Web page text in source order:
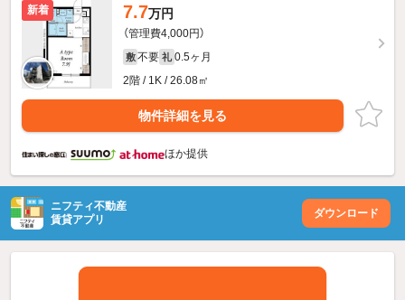
新着 7.7万円
（管理費4,000円）
敷 不要 礼 0.5ヶ月
2階 / 1K / 26.08㎡
物件詳細を見る
ほか提供
ニフティ不動産
賃貸アプリ
ダウンロード